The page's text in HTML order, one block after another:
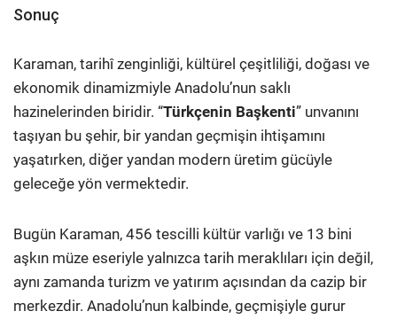
Sonuç
Karaman, tarihî zenginliği, kültürel çeşitliliği, doğası ve
ekonomik dinamizmiyle Anadolu’nun saklı
hazinelerinden biridir. “Türkçenin Başkenti” unvanını
taşıyan bu şehir, bir yandan geçmişin ihtişamını
yaşatırken, diğer yandan modern üretim gücüyle
geleceğe yön vermektedir.
Bugün Karaman, 456 tescilli kültür varlığı ve 13 bini
aşkın müze eseriyle yalnızca tarih meraklıları için değil,
aynı zamanda turizm ve yatırım açısından da cazip bir
merkezdir. Anadolu’nun kalbinde, geçmişiyle gurur